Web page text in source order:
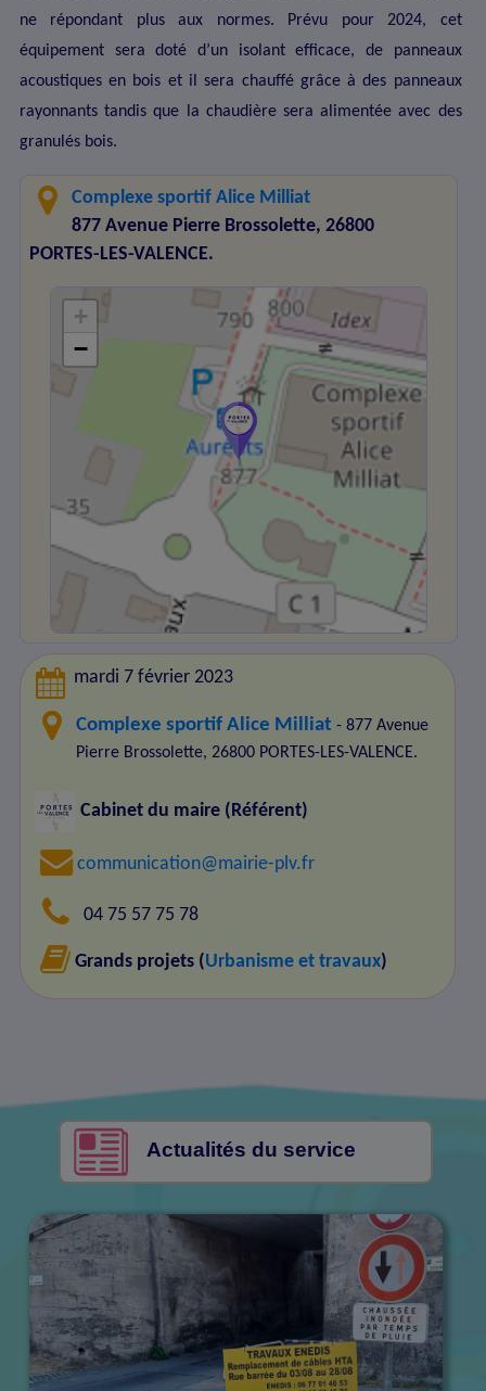
ne répondant plus aux normes. Prévu pour 2024, cet
équipement sera doté d’un isolant efficace, de panneaux
acoustiques en bois et il sera chauffé grâce à des panneaux
rayonnants tandis que la chaudière sera alimentée avec des
granulés bois.
Complexe sportif Alice Milliat
877 Avenue Pierre Brossolette, 26800
PORTES-LES-VALENCE.
+
−
mardi 7 février 2023
Complexe sportif Alice Milliat- 877 Avenue
Pierre Brossolette, 26800 PORTES-LES-VALENCE.
Cabinet du maire (Référent)
communication@mairie-plv.fr
04 75 57 75 78
Grands projets (Urbanisme et travaux)
Actualités du service